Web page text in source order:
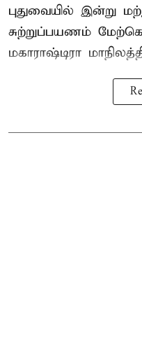
புதுவையில் இன்று
சுற்றுப்பயணம்
மகாராஷ்டிரா